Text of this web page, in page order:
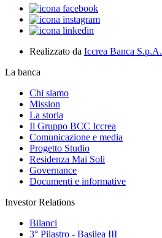
Realizzato da Iccrea Banca S.p.A.
La banca
Chi siamo
Mission
La storia
Il Gruppo BCC Iccrea
Comunicazione e media
Progetto Studio
Residenza Mai Soli
Governance
Documenti e informative
Investor Relations
Bilanci
3° Pilastro - Basilea III